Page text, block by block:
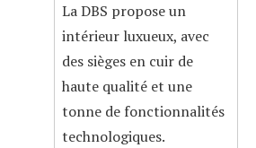
La DBS propose un
intérieur luxueux, avec
des sièges en cuir de
haute qualité et une
tonne de fonctionnalités
technologiques.